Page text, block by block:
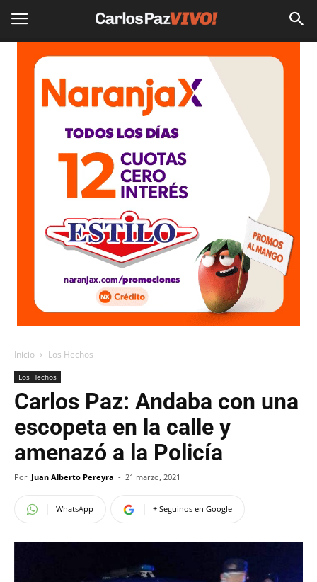
Inicio Los Hechos
Los Hechos
Carlos Paz: Andaba con una
escopeta en la calle y
amenazó a la Policía
Por Juan Alberto Pereyra - 21 marzo, 2021
WhatsApp + Seguinos en Google